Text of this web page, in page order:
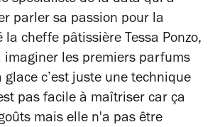
parler sa passion pour la
cheffe pâtissière Tessa Ponzo,
imaginer les premiers parfums
glace c’est juste une technique
pas facile à maîtriser car ça
mais elle n'a pas être